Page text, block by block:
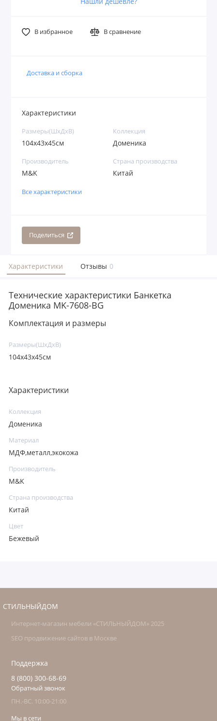
В избранное В сравнение
Доставка и сборка
Характеристики
Размеры(ШхДхВ)
104х43х45см
Коллекция
Доменика
Производитель
M&K
Страна производства
Китай
Все характеристики
Поделиться
Характеристики Отзывы 0
Технические характеристики Банкетка
Доменика MK-7608-BG
Комплектация и размеры
Размеры(ШхДхВ)
104х43х45см
Характеристики
Коллекция
Доменика
Материал
МДФ,металл,экокожа
Производитель
M&K
Страна производства
Китай
Цвет
Бежевый
СТИЛЬНЫЙДОМ
Интернет-магазин мебели «СТИЛЬНЫЙДОМ» 2025
SEO продвижение сайтов в Москве
Поддержка
8 (800) 300-68-69
Обратный звонок
ПН.-ВС. 10:00-21:00
Мы в сети